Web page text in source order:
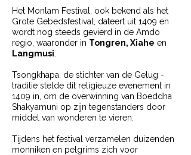
Het Monlam Festival, ook bekend als het
Grote Gebedsfestival, dateert uit 1409 en
wordt nog steeds gevierd in de Amdo
regio, waaronder in Tongren, Xiahe en
Langmusi
Tsongkhapa, de stichter van de Gelug -
traditie stelde dit religieuze evenement in
1409 in, om de overwinning van Boeddha
Shakyamuni op zijn tegenstanders door
middel van wonderen te vieren.
Tijdens het festival verzamelen duizenden
monniken en pelgrims zich voor